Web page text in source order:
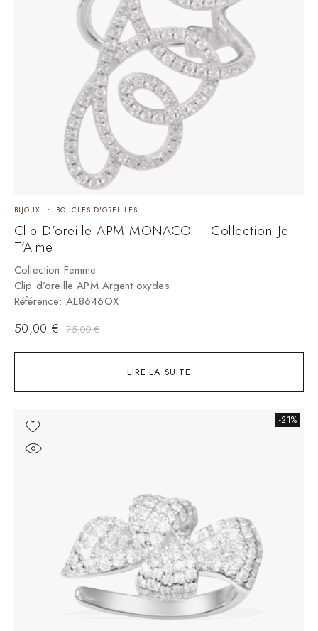
LIRE LA SUITE
BIJOUX BOUCLES D'OREILLES
Clip D’oreille APM MONACO – Collection Je
T’Aime
Collection Femme
Clip d’oreille APM Argent oxydes
Référence: AE8646OX
75,00€
50,00 €
-21%